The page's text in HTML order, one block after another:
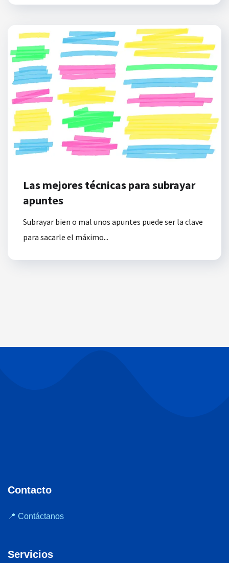
Las mejores técnicas para subrayar
apuntes
Subrayar bien o mal unos apuntes puede ser la clave
para sacarle el máximo...
Contacto
📍 Contáctanos
Servicios